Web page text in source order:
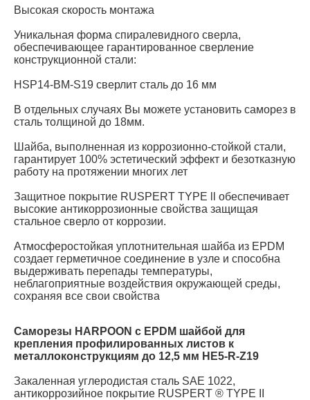
Высокая скорость монтажа
Уникальная форма спиралевидного сверла,
обеспечивающее гарантированное сверление
конструкционной стали:
HSP14-BM-S19 сверлит сталь до 16 мм
В отдельных случаях Вы можете установить саморез в
сталь толщиной до 18мм.
Шайба, выполненная из коррозионно-стойкой стали,
гарантирует 100% эстетический эффект и безотказную
работу на протяжении многих лет
Защитное покрытие RUSPERT TYPE ll обеспечивает
высокие антикоррозионные свойства защищая
стальное сверло от коррозии.
Атмосферостойкая уплотнительная шайба из EPDM
создает герметичное соединение в узле и способна
выдерживать перепады температуры,
неблагоприятные воздействия окружающей среды,
сохраняя все свои свойства
Саморезы HARPOON с EPDM шайбой для
крепления профилированных листов к
металлоконструкциям до 12,5 мм HE5-R-Z19
Закаленная углеродистая сталь SAE 1022,
антикоррозийное покрытие RUSPERT ® TYPE II